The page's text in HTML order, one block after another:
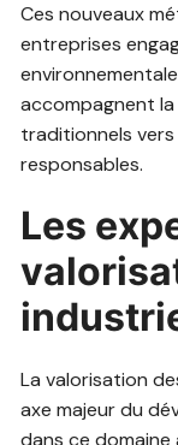
Ces nouveaux
entreprises
accompagnent
traditionnels
responsables.
Les
La valorisation
axe majeur du
dans ce domaine